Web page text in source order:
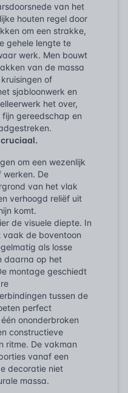
van het
houten regel door
om een strakke,
gehele lengte te
werk. Men bouwt
van de massa
of
sjabloonwerk en
het over,
gereedschap en
om een wezenlijk
De
van het vlak
verhoogd reliëf uit
komt.
de visuele diepte. In
vaak de boventoon
als losse
daarna op het
montage geschiedt
tussen de
perfect
ononderbroken
constructieve
ritme. De vakman
vanaf een
decoratie niet
massa.